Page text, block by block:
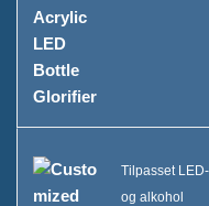
Tilpasset
og alkohol